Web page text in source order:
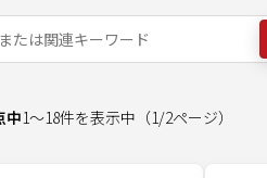
中1～18件を表示中 （1/2ページ）